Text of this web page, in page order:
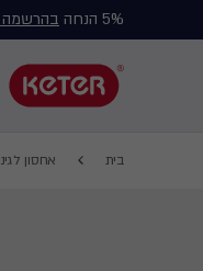
5% הנחה בהרשמה
Main
בית אחסון